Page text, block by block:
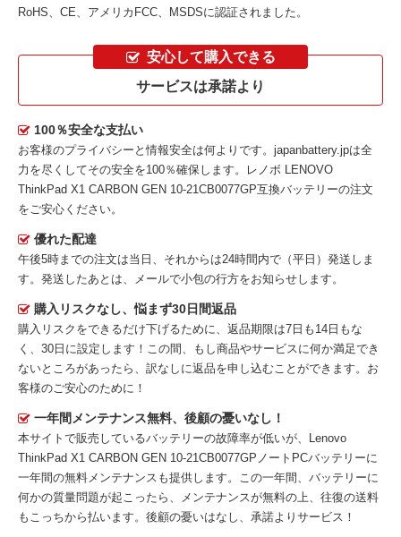
RoHS、CE、アメリカFCC、MSDSに認証されました。
安心して購入できる
サービスは承諾より
100％安全な支払い
お客様のプライバシーと情報安全は何よりです。japanbattery.jpは全
力を尽くしてその安全を100％確保します。
レノボ LENOVO
ThinkPad X1 CARBON GEN 10-21CB0077GP互換バッテリーの注文
をご安心ください。
優れた配達
午後5時までの注文は当日、それからは24時間内で（平日）発送しま
す。発送したあとは、メールで小包の行方をお知らせします。
購入リスクなし、悩まず30日間返品
購入リスクをできるだけ下げるために、返品期限は7日も14日もな
く、30日に設定します！この間、もし商品やサービスに何か満足でき
ないところがあったら、訳なしに返品を申し込むことができます。お
客様のご安心のために！
一年間メンテナンス無料、後顧の憂いなし！
本サイトで販売しているバッテリーの故障率が低いが、
Lenovo
ThinkPad X1 CARBON GEN 10-21CB0077GPノートPCバッテリーに
一年間の無料メンテナンスも提供します。この一年間、バッテリーに
何かの質量問題が起こったら、メンテナンスが無料の上、往復の送料
もこっちから払います。後顧の憂いはなし、承諾よりサービス！